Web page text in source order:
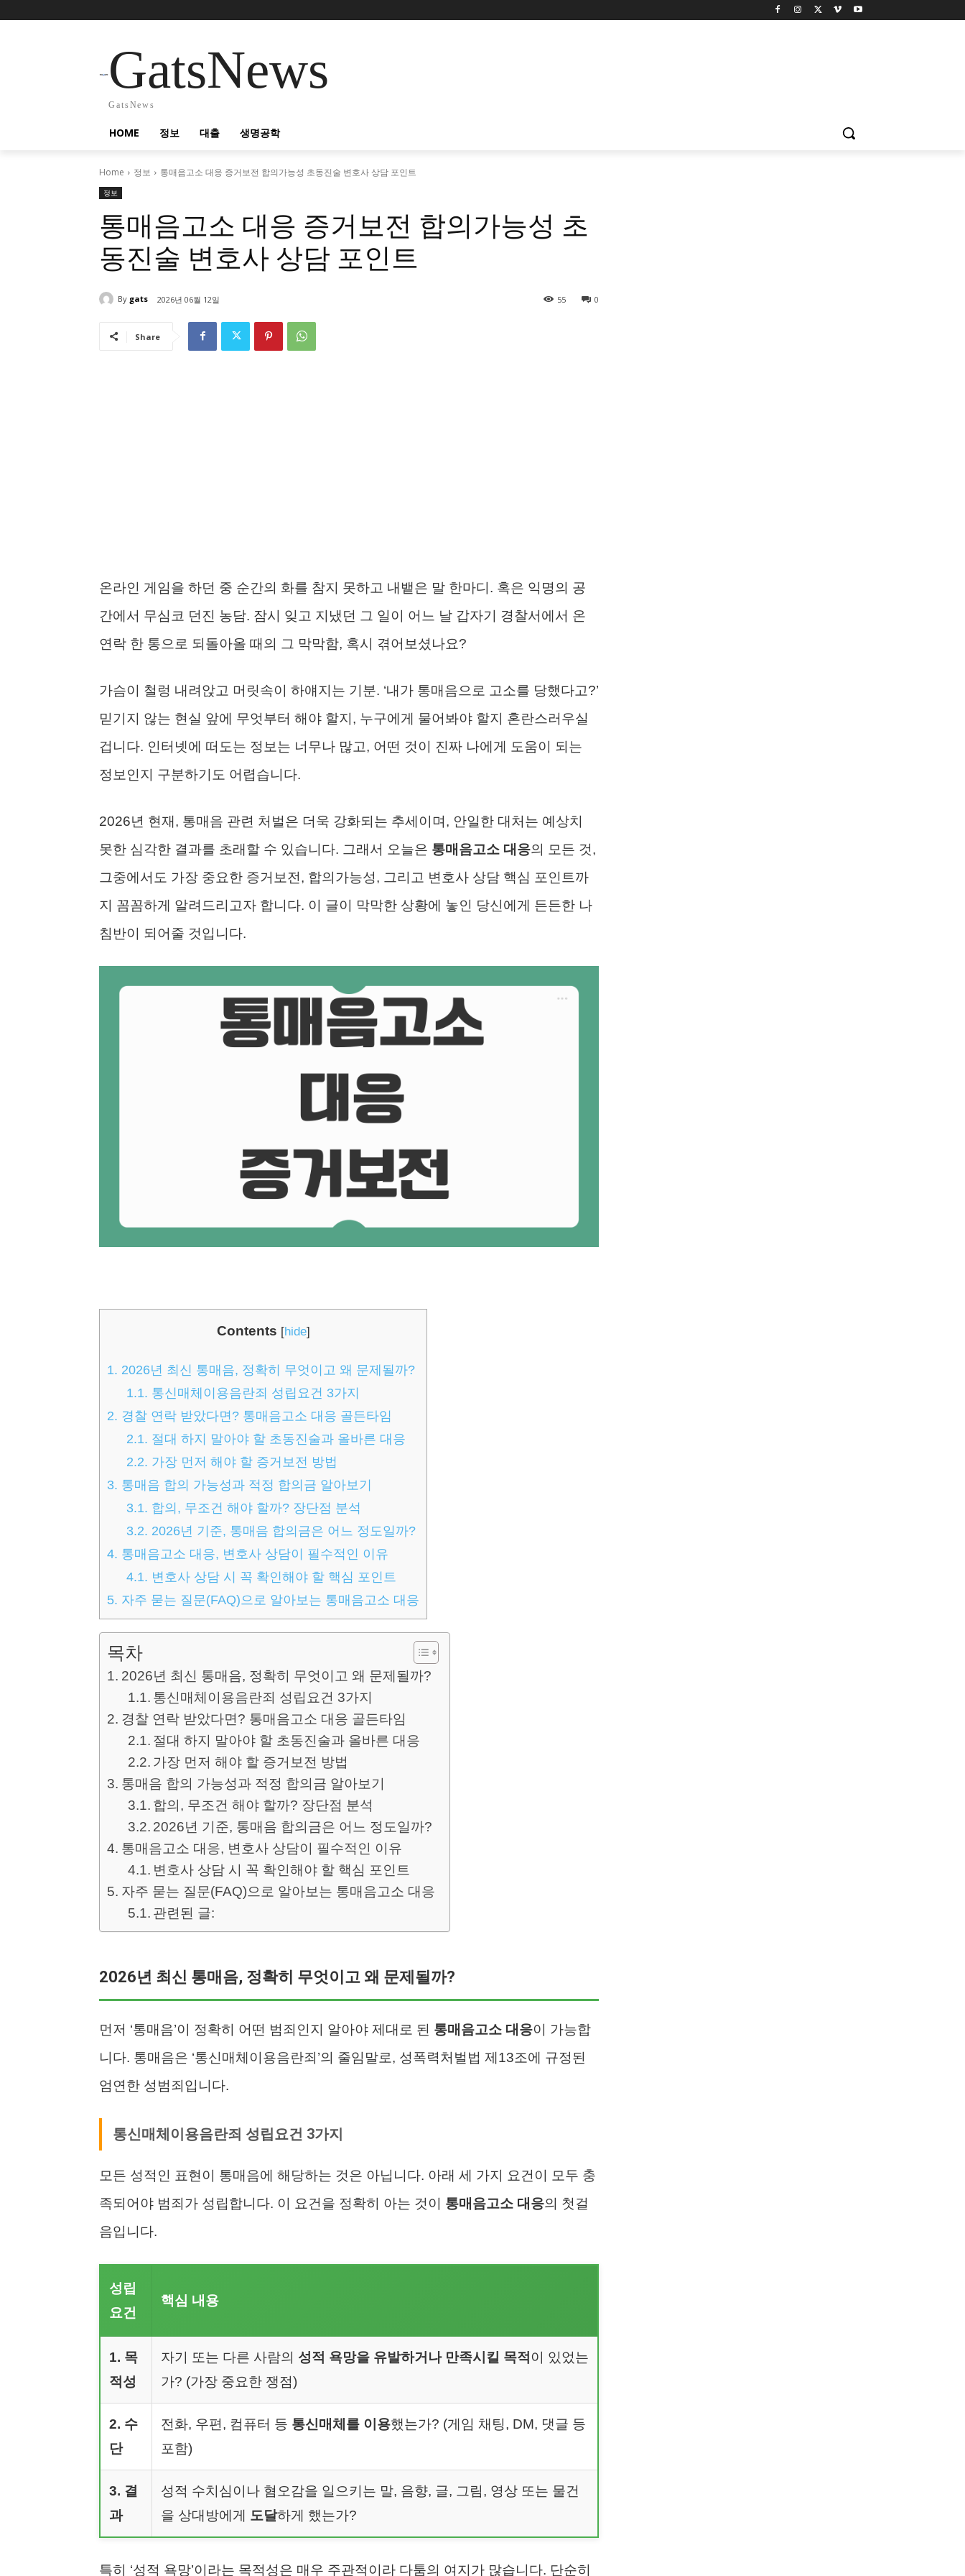
GatsNews
GatsNews
HOME 정보 대출 생명공학
Home 정보 통매음고소 대응 증거보전 합의가능성 초동진술 변호사 상담 포인트
정보
통매음고소 대응 증거보전 합의가능성 초
동진술 변호사 상담 포인트
By gats 2026년 06월 12일 0
55
Share
온라인 게임을 하던 중 순간의 화를 참지 못하고 내뱉은 말 한마디. 혹은 익명의 공
간에서 무심코 던진 농담. 잠시 잊고 지냈던 그 일이 어느 날 갑자기 경찰서에서 온
연락 한 통으로 되돌아올 때의 그 막막함, 혹시 겪어보셨나요?
가슴이 철렁 내려앉고 머릿속이 하얘지는 기분. ‘내가 통매음으로 고소를 당했다고?’
믿기지 않는 현실 앞에 무엇부터 해야 할지, 누구에게 물어봐야 할지 혼란스러우실
겁니다. 인터넷에 떠도는 정보는 너무나 많고, 어떤 것이 진짜 나에게 도움이 되는
정보인지 구분하기도 어렵습니다.
2026년 현재, 통매음 관련 처벌은 더욱 강화되는 추세이며, 안일한 대처는 예상치
못한 심각한 결과를 초래할 수 있습니다. 그래서 오늘은 통매음고소 대응의 모든 것,
그중에서도 가장 중요한 증거보전, 합의가능성, 그리고 변호사 상담 핵심 포인트까
지 꼼꼼하게 알려드리고자 합니다. 이 글이 막막한 상황에 놓인 당신에게 든든한 나
침반이 되어줄 것입니다.
Contents [hide]
1. 2026년 최신 통매음, 정확히 무엇이고 왜 문제될까?
1.1. 통신매체이용음란죄 성립요건 3가지
2. 경찰 연락 받았다면? 통매음고소 대응 골든타임
2.1. 절대 하지 말아야 할 초동진술과 올바른 대응
2.2. 가장 먼저 해야 할 증거보전 방법
3. 통매음 합의 가능성과 적정 합의금 알아보기
3.1. 합의, 무조건 해야 할까? 장단점 분석
3.2. 2026년 기준, 통매음 합의금은 어느 정도일까?
4. 통매음고소 대응, 변호사 상담이 필수적인 이유
4.1. 변호사 상담 시 꼭 확인해야 할 핵심 포인트
5. 자주 묻는 질문(FAQ)으로 알아보는 통매음고소 대응
목차
2026년 최신 통매음, 정확히 무엇이고 왜 문제될까?
통신매체이용음란죄 성립요건 3가지
경찰 연락 받았다면? 통매음고소 대응 골든타임
절대 하지 말아야 할 초동진술과 올바른 대응
가장 먼저 해야 할 증거보전 방법
통매음 합의 가능성과 적정 합의금 알아보기
합의, 무조건 해야 할까? 장단점 분석
2026년 기준, 통매음 합의금은 어느 정도일까?
통매음고소 대응, 변호사 상담이 필수적인 이유
변호사 상담 시 꼭 확인해야 할 핵심 포인트
자주 묻는 질문(FAQ)으로 알아보는 통매음고소 대응
관련된 글:
2026년 최신 통매음, 정확히 무엇이고 왜 문제될까?
먼저 ‘통매음’이 정확히 어떤 범죄인지 알아야 제대로 된 통매음고소 대응이 가능합
니다. 통매음은 ‘통신매체이용음란죄’의 줄임말로, 성폭력처벌법 제13조에 규정된
엄연한 성범죄입니다.
통신매체이용음란죄 성립요건 3가지
모든 성적인 표현이 통매음에 해당하는 것은 아닙니다. 아래 세 가지 요건이 모두 충
족되어야 범죄가 성립합니다. 이 요건을 정확히 아는 것이 통매음고소 대응의 첫걸
음입니다.
성립
요건
핵심 내용
1. 목
적성
자기 또는 다른 사람의 성적 욕망을 유발하거나 만족시킬 목적 이 있었는
가? (가장 중요한 쟁점)
2. 수
단
전화, 우편, 컴퓨터 등 통신매체를 이용했는가? (게임 채팅, DM, 댓글 등
포함)
3. 결
과
성적 수치심이나 혐오감을 일으키는 말, 음향, 글, 그림, 영상 또는 물건
을 상대방에게 도달하게 했는가?
특히 ‘성적 욕망’이라는 목적성은 매우 주관적이라 다툼의 여지가 많습니다. 단순히